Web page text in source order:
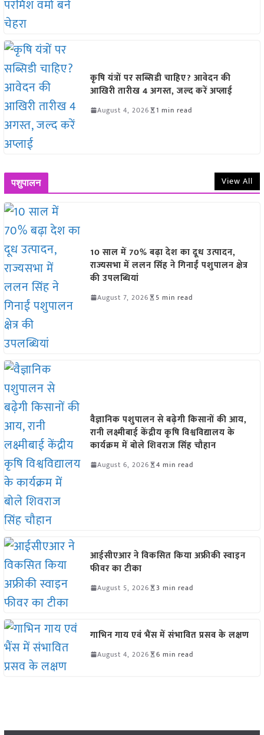
कृषि यंत्रों पर सब्सिडी चाहिए? आवेदन की
आखिरी तारीख 4 अगस्त, जल्द करें अप्लाई
August 4, 2026 1 min read
पशुपालन View All
10 साल में 70% बढ़ा देश का दूध उत्पादन,
राज्यसभा में ललन सिंह ने गिनाईं पशुपालन क्षेत्र
की उपलब्धियां
August 7, 2026 5 min read
वैज्ञानिक पशुपालन से बढ़ेगी किसानों की आय,
रानी लक्ष्मीबाई केंद्रीय कृषि विश्वविद्यालय के
कार्यक्रम में बोले शिवराज सिंह चौहान
August 6, 2026 4 min read
आईसीएआर ने विकसित किया अफ्रीकी स्वाइन
फीवर का टीका
August 5, 2026 3 min read
गाभिन गाय एवं भैंस में संभावित प्रसव के लक्षण
August 4, 2026 6 min read